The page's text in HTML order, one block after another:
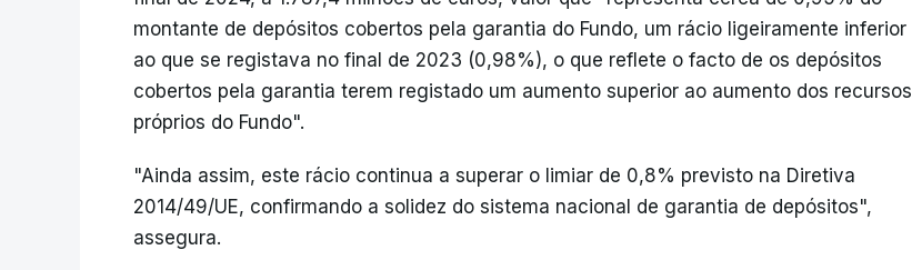
montante de depósitos cobertos pela garantia do Fundo, um rácio ligeiramente inferior
ao que se registava no final de 2023 (0,98%), o que reflete o facto de os depósitos
cobertos pela garantia terem registado um aumento superior ao aumento dos recursos
próprios do Fundo".
"Ainda assim, este rácio continua a superar o limiar de 0,8% previsto na Diretiva
2014/49/UE, confirmando a solidez do sistema nacional de garantia de depósitos",
assegura.